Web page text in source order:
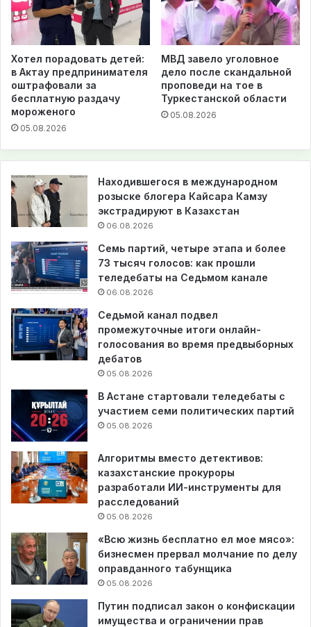
Хотел порадовать детей:
в Актау предпринимателя
оштрафовали за
бесплатную раздачу
мороженого
05.08.2026
МВД завело уголовное
дело после скандальной
проповеди на тое в
Туркестанской области
05.08.2026
Находившегося в международном
розыске блогера Кайсара Камзу
экстрадируют в Казахстан
06.08.2026
Семь партий, четыре этапа и более
73 тысяч голосов: как прошли
теледебаты на Седьмом канале
06.08.2026
Седьмой канал подвел
промежуточные итоги онлайн-
голосования во время предвыборных
дебатов
05.08.2026
В Астане стартовали теледебаты с
участием семи политических партий
05.08.2026
Алгоритмы вместо детективов:
казахстанские прокуроры
разработали ИИ-инструменты для
расследований
05.08.2026
«Всю жизнь бесплатно ел мое мясо»:
бизнесмен прервал молчание по делу
оправданного табунщика
05.08.2026
Путин подписал закон о конфискации
имущества и ограничении прав